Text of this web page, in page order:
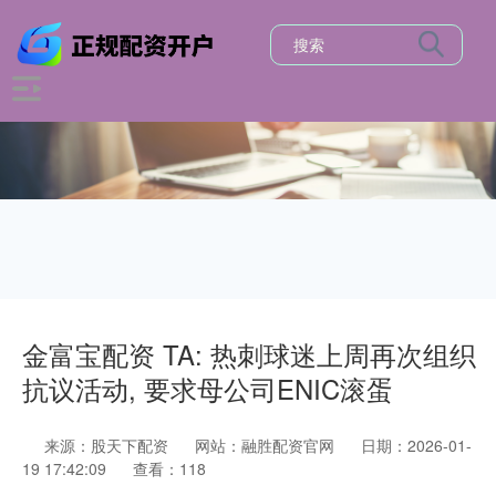
金富宝配资 TA: 热刺球迷上周再次组织
抗议活动, 要求母公司ENIC滚蛋
来源：股天下配资 网站：融胜配资官网
日期：2026-01-
19 17:42:09
查看：118